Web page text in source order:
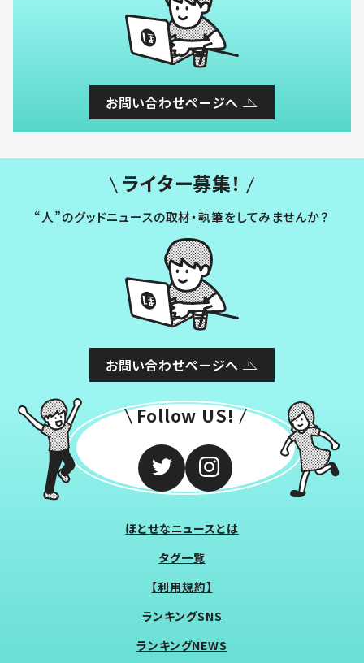
お問い合わせページへ
ライター募集！
“人”のグッドニュースの取材・執筆をしてみませんか？
お問い合わせページへ
Follow US!
ほとせなニュースとは
タグ一覧
【利用規約】
ランキングSNS
ランキングNEWS